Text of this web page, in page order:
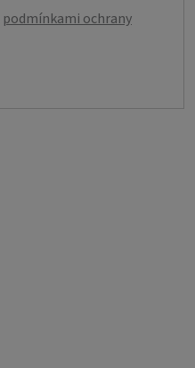
podmínkami ochrany